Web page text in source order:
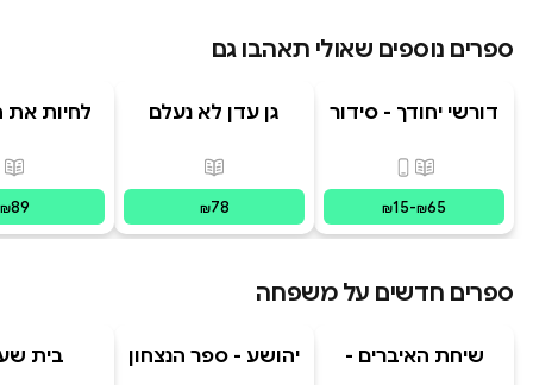
ספרים נוספים שאולי תאהבו גם
דורשי יחודך - סידור
פורמטים זמינים
מודפס, דיגיטלי
₪15-₪65
גן עדן לא נעלם
פורמטים זמינים מודפס
₪78
לחיות את
₪89
ספרים חדשים על משפחה
שיחת האיברים -
יהושע - ספר הנצחון
בית